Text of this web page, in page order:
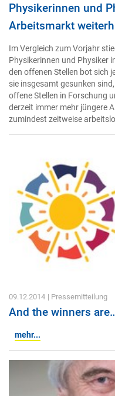
Physikerinnen und
Arbeitsmarkt
Im Vergleich zum Vorjahr
Physikerinnen und Physiker
den offenen Stellen bot sich
sie insgesamt gesunken
offene Stellen in Forschung
derzeit immer mehr jüngere
zumindest zeitweise
09.12.2014 | Pressemitteilung
And the winners
mehr...